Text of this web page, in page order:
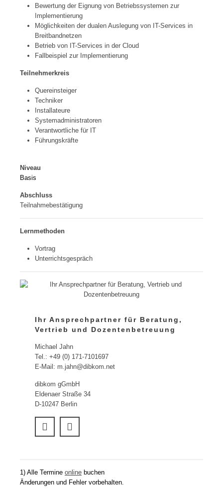
Bewertung der Eignung von Betriebssystemen zur
Implementierung
Möglichkeiten der dualen Auslegung von IT-Services in
Breitbandnetzen
Betrieb von IT-Services in der Cloud
Fallbeispiel zur Implementierung
Teilnehmerkreis
Quereinsteiger
Techniker
Installateure
Systemadministratoren
Verantwortliche für IT
Führungskräfte
Niveau
Basis
Abschluss
Teilnahmebestätigung
Lernmethoden
Vortrag
Unterrichtsgespräch
Ihr Ansprechpartner für Beratung,
Vertrieb und Dozentenbetreuung
Michael Jahn
Tel.: +49 (0) 171-7101697
E-Mail: m.jahn@dibkom.net
dibkom gGmbH
Eldenaer Straße 34
D-10247 Berlin
1) Alle Termine online buchen
Änderungen und Fehler vorbehalten.